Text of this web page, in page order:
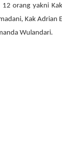
orang yakni
Kak Adrian
Wulandari.